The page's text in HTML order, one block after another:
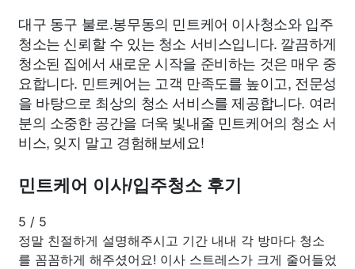
대구 동구 불로.봉무동의 민트케어 이사청소와 입주
청소는 신뢰할 수 있는 청소 서비스입니다. 깔끔하게
청소된 집에서 새로운 시작을 준비하는 것은 매우 중
요합니다. 민트케어는 고객 만족도를 높이고, 전문성
을 바탕으로 최상의 청소 서비스를 제공합니다. 여러
분의 소중한 공간을 더욱 빛내줄 민트케어의 청소 서
비스, 잊지 말고 경험해보세요!
민트케어 이사/입주청소 후기
5 / 5
정말 친절하게 설명해주시고 기간 내내 각 방마다 청소
를 꼼꼼하게 해주셨어요! 이사 스트레스가 크게 줄어들었